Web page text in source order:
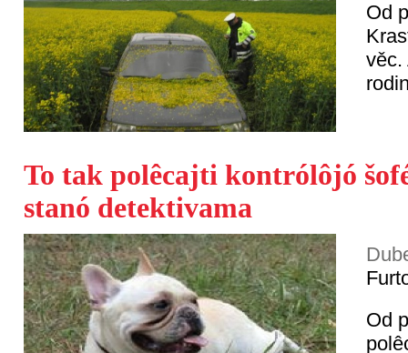
Od
věc.
To tak polêcajti kontrólôjó
stanó detektivama
Od